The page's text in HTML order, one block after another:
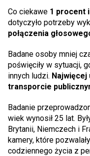
Co ciekawe 1 procent
dotyczyło potrzeby
połączenia
Badane osoby mniej
poświęciły w sytuacji,
innych ludzi. Najwięcej
transporcie
Badanie
wiek wynosił 25 lat.
Brytanii, Niemczech i
kamery, które
codziennego życia z